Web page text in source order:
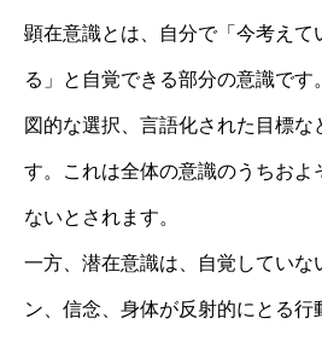
顕在意識とは、自分で「今考えて
る」と自覚できる部分の意識で
図的な選択、言語化された目標な
す。これは全体の意識のうちおよ
ないとされます。
一方、潜在意識は、自覚していな
ン、信念、身体が反射的にとる